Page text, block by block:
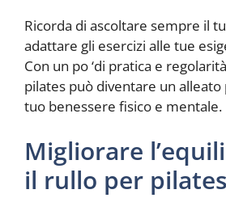
Ricorda di ascoltare sempre il
adattare gli esercizi alle tue
Con un po ‘di pratica e
pilates può diventare un alleato
tuo benessere fisico e mentale.
Migliorare
il rullo per pilates